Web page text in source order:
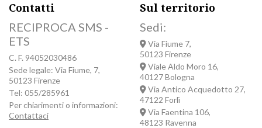
Contatti
RECIPROCA SMS -
ETS
C. F. 94052030486
Sede legale: Via Fiume, 7,
50123 Firenze
Tel: 055/285961
Per chiarimenti o informazioni:
Contattaci
Sul territorio
Sedi:
Via Fiume 7,
50123 Firenze
Viale Aldo Moro 16,
40127 Bologna
Via Antico Acquedotto 27,
47122 Forlì
Via Faentina 106,
48123 Ravenna